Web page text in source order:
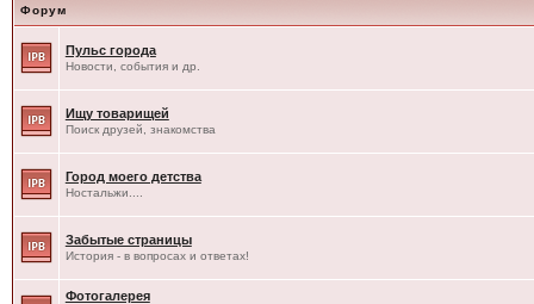
Форум
Пульс города
Новости, события и др.
Ищу товарищей
Поиск друзей, знакомства
Город моего детства
Ностальжи....
Забытые страницы
История - в вопросах и ответах!
Фотогалерея